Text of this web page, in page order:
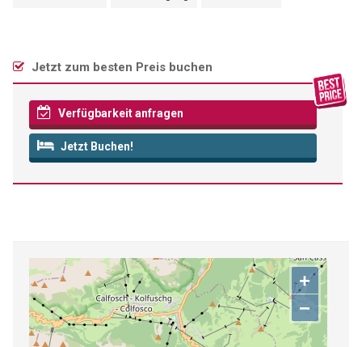
Jetzt zum besten Preis buchen
Verfügbarkeit anfragen
Jetzt Buchen!
+
−